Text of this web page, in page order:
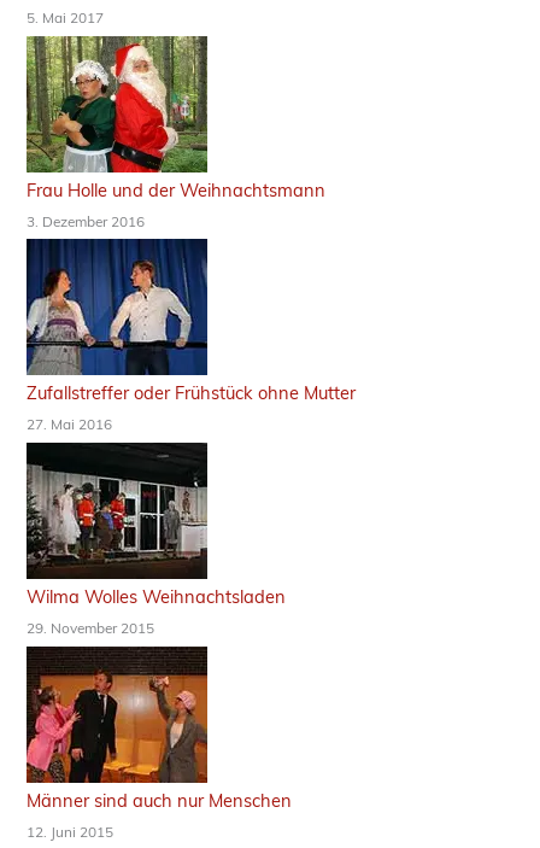
5. Mai 2017
Frau Holle und der Weihnachtsmann
3. Dezember 2016
Zufallstreffer oder Frühstück ohne Mutter
27. Mai 2016
Wilma Wolles Weihnachtsladen
29. November 2015
Männer sind auch nur Menschen
12. Juni 2015